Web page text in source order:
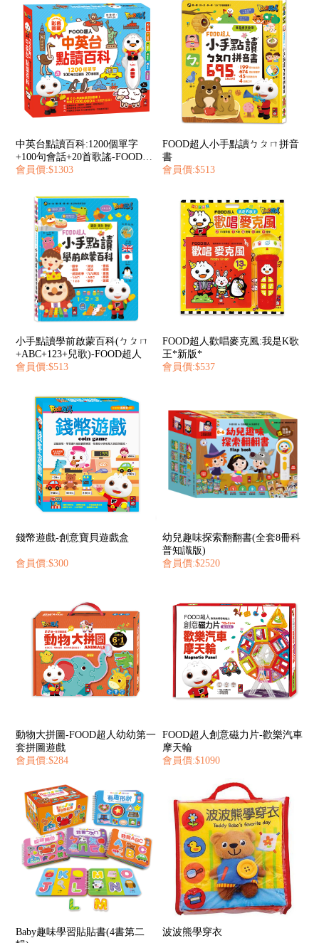
中英台點讀百科:1200個單字
+100句會話+20首歌謠-FOOD超
人
會員價:$1303
FOOD超人小手點讀ㄅㄆㄇ拼音
書
會員價:$513
小手點讀學前啟蒙百科(ㄅㄆㄇ
+ABC+123+兒歌)-FOOD超人
會員價:$513
FOOD超人歡唱麥克風:我是K歌
王*新版*
會員價:$537
錢幣遊戲-創意寶貝遊戲盒
會員價:$300
幼兒趣味探索翻翻書(全套8冊科
普知識版)
會員價:$2520
動物大拼圖-FOOD超人幼幼第一
套拼圖遊戲
會員價:$284
FOOD超人創意磁力片-歡樂汽車
摩天輪
會員價:$1090
Baby趣味學習貼貼書(4書第二
波波熊學穿衣